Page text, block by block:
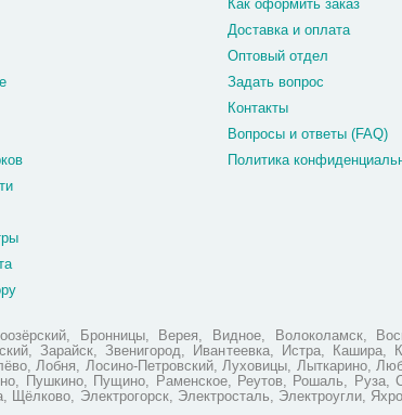
Как оформить заказ
Доставка и оплата
Оптовый отдел
Задать вопрос
Контакты
Вопросы и ответы (FAQ)
Политика
Бронницы, Верея, Видное, Волоколамск,
Зарайск, Звенигород, Ивантеевка, Истра, Кашира,
Лобня, Лосино-Петровский, Луховицы,
Пушкино, Пущино, Раменское, Реутов, Рошаль, Руза,
Электрогорск, Электросталь, Электроугли,